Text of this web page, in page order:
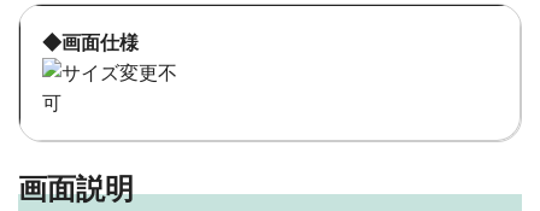
◆画面仕様
画面説明